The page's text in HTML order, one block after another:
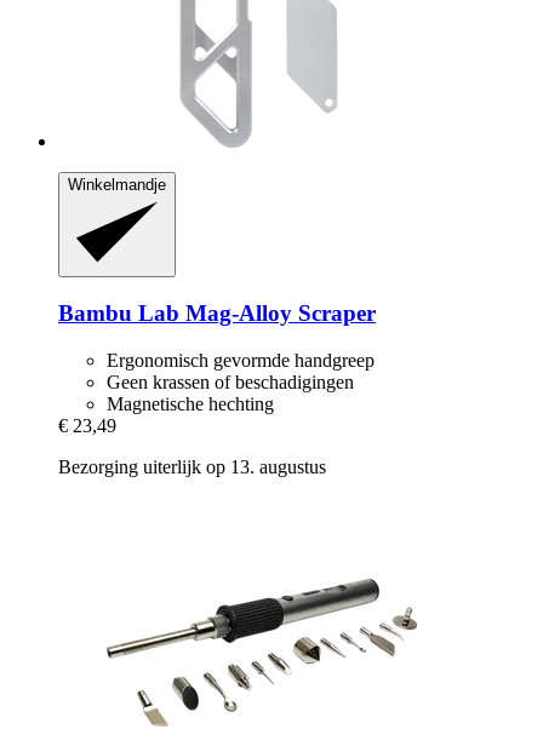
Winkelmandje
Bambu Lab Mag-​Alloy Scraper
Ergonomisch gevormde handgreep
Geen krassen of beschadigingen
Magnetische hechting
€ 23,49
Bezorging uiterlijk op 13. augustus